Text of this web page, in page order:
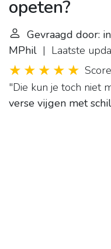
opeten?
Gevraagd door:
MPhil | Laatste
"Die kun je toch niet
verse vijgen met